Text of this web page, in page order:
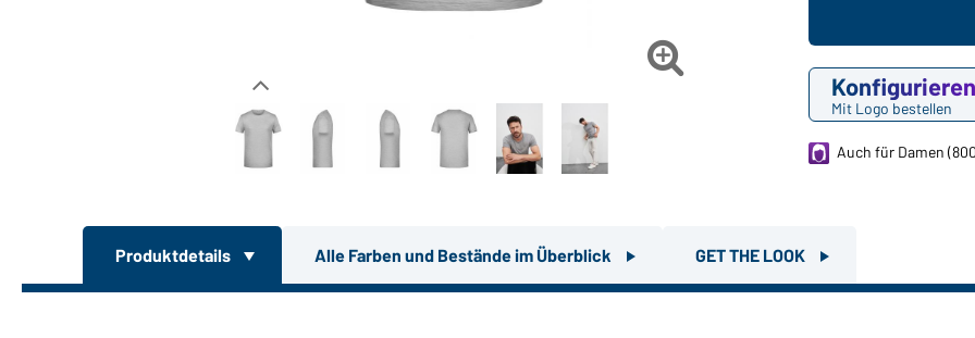

Konfigurieren
Mit Logo bestellen
Auch für Damen
Produktdetails Alle Farben und Bestände im Überblick GET THE LOOK